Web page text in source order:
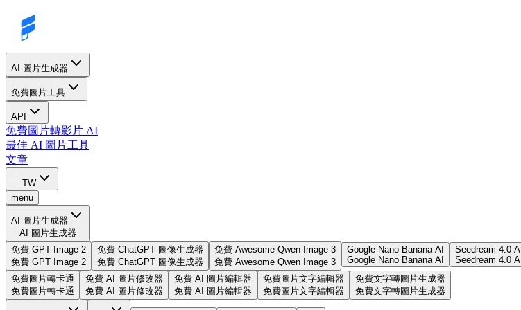
AI 圖片生成器
免費圖片工具
API
免費圖片轉影片 AI
最佳 AI 圖片工具
文章
TW
menu
AI 圖片生成器
AI 圖片生成器
免費 GPT Image 2
免費 GPT Image 2
免費 ChatGPT 圖像生成器
免費 ChatGPT 圖像生成器
免費 Awesome Qwen Image 3
免費 Awesome Qwen Image 3
Google Nano Banana AI
Google Nano Banana AI
Seedream 4.0 AI
Seedream 4.0 AI
免費圖片轉卡通
免費圖片轉卡通
免費 AI 圖片修改器
免費 AI 圖片修改器
免費 AI 圖片編輯器
免費 AI 圖片編輯器
免費圖片文字編輯器
免費圖片文字編輯器
免費文字轉圖片生成器
免費文字轉圖片生成器